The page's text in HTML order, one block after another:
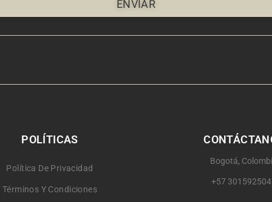
ENVIAR
POLÍTICAS
Política De Privacidad
Términos Y Condiciones
Bogotá,
+57